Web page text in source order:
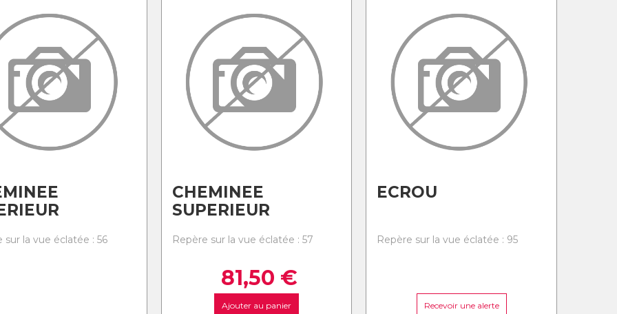
sur la vue éclatée : 56
CHEMINEE
SUPERIEUR
Repère sur la vue éclatée : 57
81,50 €
Ajouter au panier
ECROU
Repère sur la vue éclatée : 95
Recevoir une alerte